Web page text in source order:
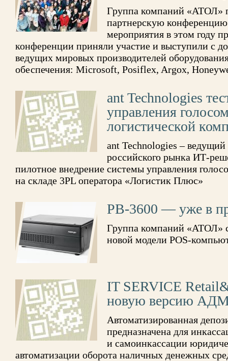
Группа компаний «АТОЛ»
партнерскую
мероприятия в этом году
конференции приняли участие и выступили с
ведущих мировых производителей
обеспечения: Microsoft, Posiflex, Argox,
ant Technologies
управления
логистической
­­ant Technologies –
российского рынка ИТ-
пилотное внедрение системы управления
на складе 3PL оператора «Логистик Плюс»
PB-3600 — уже в
Группа компаний «АТОЛ»
новой модели POS-
IT SERVICE
новую версию
Автоматизированная
предназначена для
и самоинкассации
автоматизации оборота наличных денежных